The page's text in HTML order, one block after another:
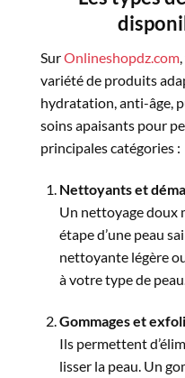
SurOnlineshopdz.com
variété de produits
hydratation, anti-âge,
soins apaisants pour
principales catégories :
Nettoyants et
Un nettoyage doux
étape d’une peau
nettoyante légère
à votre type de
Gommages et
Ils permettent
lisser la peau. Un